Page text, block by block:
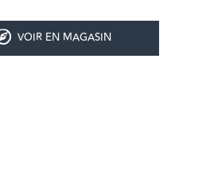
VOIR EN MAGASIN